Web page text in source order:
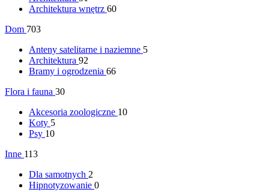
Architektura wnętrz 60
Dom 703
Anteny satelitarne i naziemne 5
Architektura 92
Bramy i ogrodzenia 66
Flora i fauna 30
Akcesoria zoologiczne 10
Koty 5
Psy 10
Inne 113
Dla samotnych 2
Hipnotyzowanie 0